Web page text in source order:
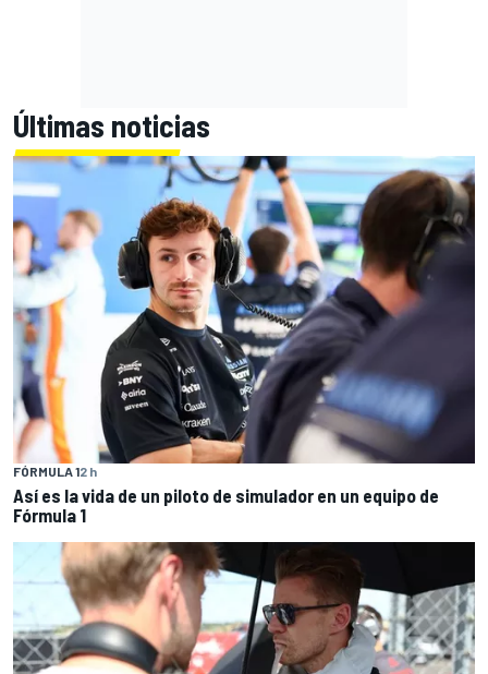
Últimas noticias
FÓRMULA 12 h
Así es la vida de un piloto de simulador en un equipo de
Fórmula 1